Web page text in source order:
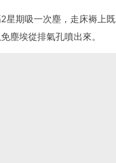
星期吸一次塵，走床褥上既
塵埃從排氣孔噴出來。